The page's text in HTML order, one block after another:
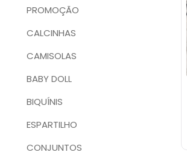
PROMOÇÃO
CALCINHAS
CAMISOLAS
BABY DOLL
BIQUÍNIS
ESPARTILHO
CONJUNTOS